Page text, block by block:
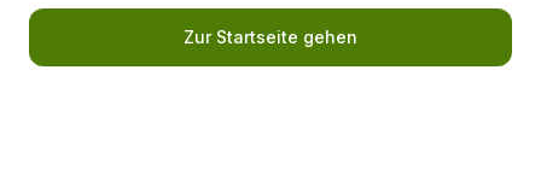
Zur Startseite gehen